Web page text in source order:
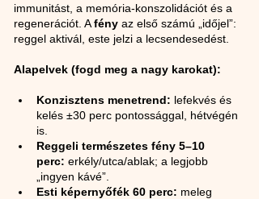
immunitást, a memória-konszolidációt és a
regenerációt. A fény az első számú „időjel”:
reggel aktivál, este jelzi a lecsendesedést.
Alapelvek (fogd meg a nagy karokat):
Konzisztens menetrend: lefekvés és
kelés ±30 perc pontossággal, hétvégén
is.
Reggeli természetes fény 5–10
perc: erkély/utca/ablak; a legjobb
„ingyen kávé”.
Esti képernyőfék 60 perc: meleg